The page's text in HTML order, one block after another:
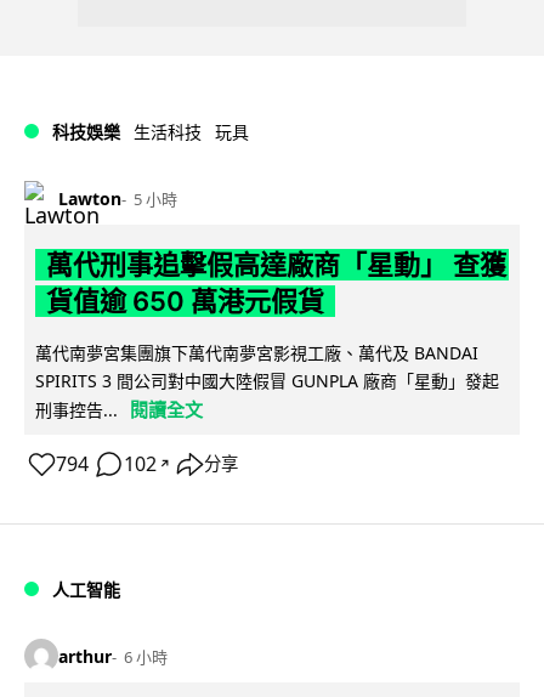
科技娛樂 生活科技 玩具
Lawton 5 小時
萬代刑事追擊假高達廠商「星動」 查獲
貨值逾 650 萬港元假貨
萬代南夢宮集團旗下萬代南夢宮影視工廠、萬代及 BANDAI
SPIRITS 3 間公司對中國大陸假冒 GUNPLA 廠商「星動」發起
刑事控告...
閱讀全文
794 102 ↗ 分享
人工智能
arthur 6 小時